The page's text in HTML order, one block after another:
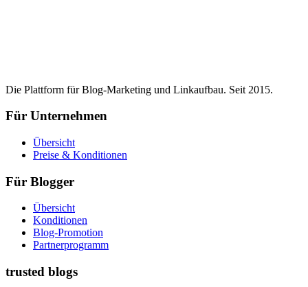
Die Plattform für Blog-Marketing und Linkaufbau. Seit 2015.
Für Unternehmen
Übersicht
Preise & Konditionen
Für Blogger
Übersicht
Konditionen
Blog-Promotion
Partnerprogramm
trusted blogs